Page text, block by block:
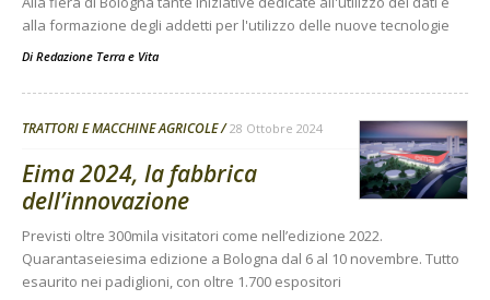
alla formazione degli addetti per l'utilizzo delle nuove tecnologie
Di Redazione Terra e Vita
TRATTORI E MACCHINE AGRICOLE 28 Ottobre 2024
Eima 2024, la fabbrica
dell’innovazione
Previsti oltre 300mila visitatori come nell’edizione 2022.
Quarantaseiesima edizione a Bologna dal 6 al 10 novembre. Tutto
esaurito nei padiglioni, con oltre 1.700 espositori